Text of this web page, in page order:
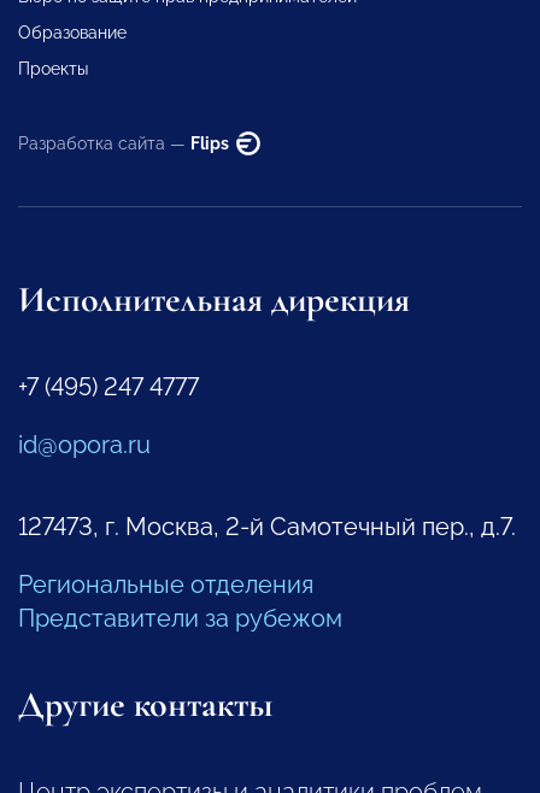
Образование
Проекты
Разработка сайта — Flips
Исполнительная дирекция
+7 (495) 247 4777
id@opora.ru
127473, г. Москва, 2-й Самотечный пер., д.7.
Региональные отделения
Представители за рубежом
Другие контакты